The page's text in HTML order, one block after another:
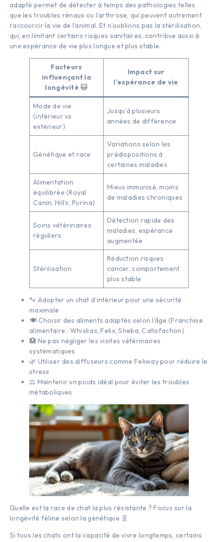
adapté permet de détecter à temps des pathologies telles
que les troubles rénaux ou l’arthrose, qui peuvent autrement
raccourcir la vie de l’animal. Et n’oublions pas la stérilisation,
qui, en limitant certains risques sanitaires, contribue aussi à
une espérance de vie plus longue et plus stable.
Facteurs
influençant la
longévité 🐱
Impact sur
l’espérance de vie
Mode de vie
(intérieur vs
extérieur)
Jusqu’à plusieurs
années de différence
Génétique et race
Variations selon les
prédispositions à
certaines maladies
Alimentation
équilibrée (Royal
Canin, Hill’s, Purina)
Mieux immunisé, moins
de maladies chroniques
Soins vétérinaires
réguliers
Détection rapide des
maladies, espérance
augmentée
Stérilisation
Réduction risques
cancer, comportement
plus stable
🐾 Adopter un chat d’intérieur pour une sécurité
maximale
🍽️ Choisir des aliments adaptés selon l’âge (Franchise
alimentaire : Whiskas, Felix, Sheba, Catisfaction)
🏥 Ne pas négliger les visites vétérinaires
systématiques
🌿 Utiliser des diffuseurs comme Feliway pour réduire le
stress
⚖️ Maintenir un poids idéal pour éviter les troubles
métaboliques
Quelle est la race de chat la plus résistante ? Focus sur la
longévité féline selon la génétique 🧬
Si tous les chats ont la capacité de vivre longtemps, certains